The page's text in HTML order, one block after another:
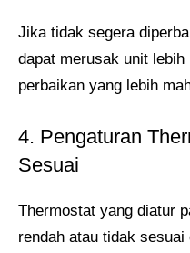
Jika tidak segera
dapat merusak unit
perbaikan yang lebih
4. Pengaturan
Sesuai
Thermostat yang diatur
rendah atau tidak